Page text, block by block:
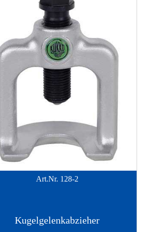
Art.Nr. 128-2
Kugelgelenkabzieher